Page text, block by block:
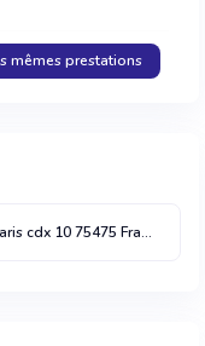
mêmes prestations
cdx 1075475 France